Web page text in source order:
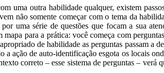
uma outra habilidade qualquer, existem
não somente começar com o tema da
uma série de questões que focam a sua
mapa para a prática: você começa com
de habilidade as perguntas passam a
a ação de auto-identificação esgota os locais
correto – esse sistema de perguntas –